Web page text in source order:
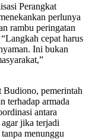
Perangkat
perlunya
rambu peringatan
cepat harus
Ini bukan
Budiono, pemerintah
terhadap armada
antara
agar jika terjadi
menunggu